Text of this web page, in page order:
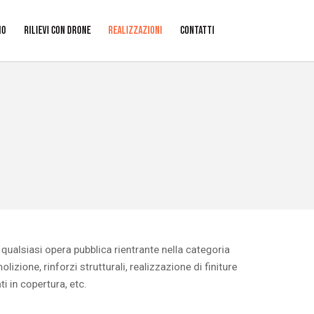
RILIEVI CON DRONE REALIZZAZIONI CONTATTI
opera pubblica rientrante nella categoria
rinforzi strutturali, realizzazione di finiture
in copertura, etc.